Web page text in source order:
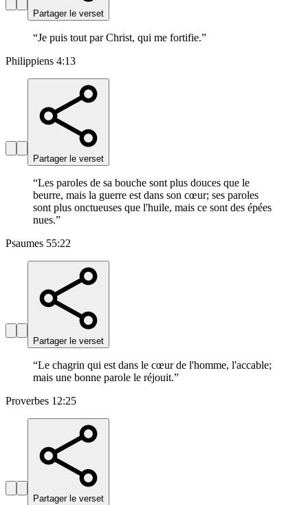
Partager le verset
“Je puis tout par Christ, qui me fortifie.”
Philippiens 4:13
Partager le verset
“Les paroles de sa bouche sont plus douces que le
beurre, mais la guerre est dans son cœur; ses paroles
sont plus onctueuses que l'huile, mais ce sont des épées
nues.”
Psaumes 55:22
Partager le verset
“Le chagrin qui est dans le cœur de l'homme, l'accable;
mais une bonne parole le réjouit.”
Proverbes 12:25
Partager le verset